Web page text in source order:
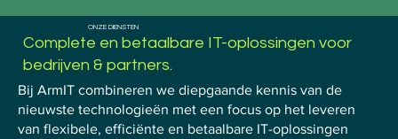
ONZE DIENSTEN
Complete en betaalbare IT-oplossingen voor
bedrijven & partners.
Bij ArmIT combineren we diepgaande kennis van de
nieuwste technologieën met een focus op het leveren
van flexibele, efficiënte en betaalbare IT-oplossingen